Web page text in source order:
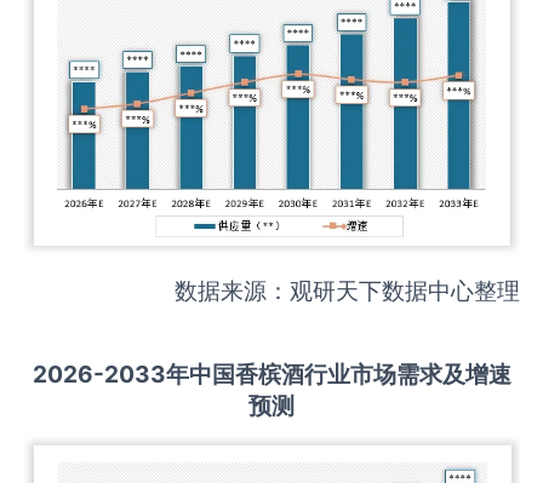
数据来源：观研天下数据中心整理
2026-2033年中国香槟酒行业市场需求及增速
预测